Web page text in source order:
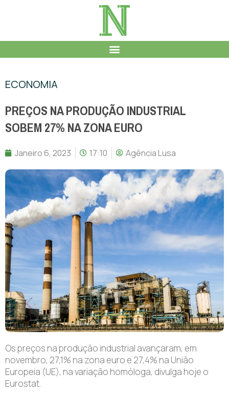
ECONOMIA
PREÇOS NA PRODUÇÃO INDUSTRIAL
SOBEM 27% NA ZONA EURO
Janeiro 6, 2023 17:10 Agência Lusa
Os preços na produção industrial avançaram, em
novembro, 27,1% na zona euro e 27,4% na União
Europeia (UE), na variação homóloga, divulga hoje o
Eurostat.